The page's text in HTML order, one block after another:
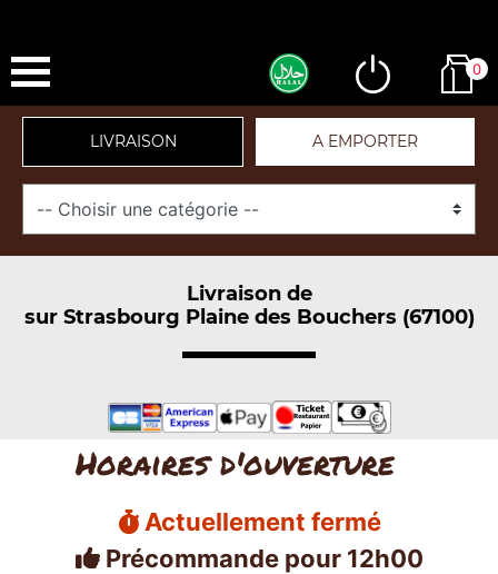
0
LIVRAISON A EMPORTER
Livraison de
sur Strasbourg Plaine des Bouchers (67100)
Horaires d'ouverture
Actuellement fermé
Précommande pour 12h00